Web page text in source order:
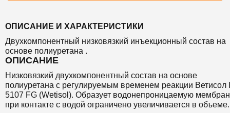
ОПИСАНИЕ И ХАРАКТЕРИСТИКИ
Двухкомпонентный низковязкий инъекционный состав на
основе полиуретана .
ОПИСАНИЕ
Низковязкий двухкомпонентный состав на основе
полиуретана с регулируемым временем реакции Ветисол
5107 FG (Wetisol). Образует водонепроницаемую
при контакте с водой ограничено увеличивается в объеме.